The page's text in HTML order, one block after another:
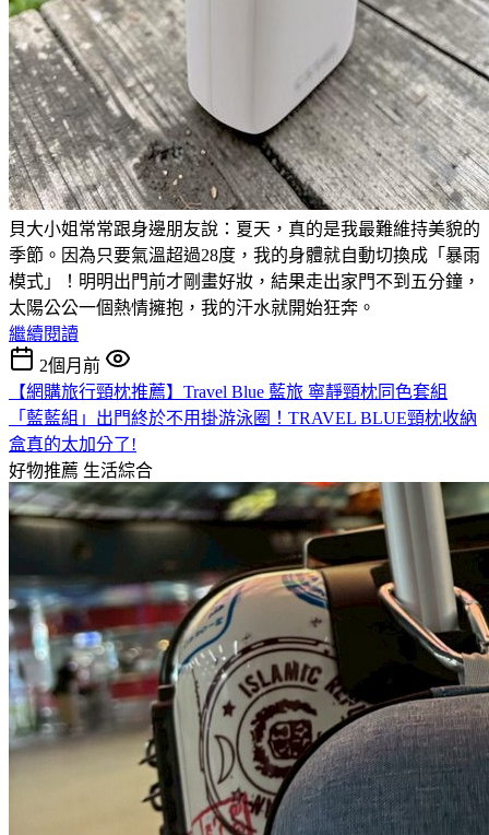
貝大小姐常常跟身邊朋友說：夏天，真的是我最難維持美貌的
季節。因為只要氣溫超過28度，我的身體就自動切換成「暴雨
模式」！明明出門前才剛畫好妝，結果走出家門不到五分鐘，
太陽公公一個熱情擁抱，我的汗水就開始狂奔。
繼續閱讀
2個月前
【網購旅行頸枕推薦】Travel Blue 藍旅 寧靜頸枕同色套組
「藍藍組」出門終於不用掛游泳圈！TRAVEL BLUE頸枕收納
盒真的太加分了!
好物推薦 生活綜合